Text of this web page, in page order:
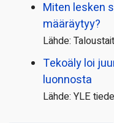
Miten lesken
määräytyy?
Lähde:
Tekoäly loi
luonnosta
Lähde: YLE tiede